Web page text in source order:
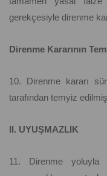
gerekçesiyle direnme
Direnme Kararının
10. Direnme kararı
tarafından temyiz
II. UYUŞMAZLIK
11. Direnme yoluyla